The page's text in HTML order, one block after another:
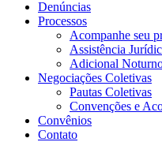
Denúncias
Processos
Acompanhe seu
Assistência
Adicional
Negociações Coletivas
Pautas Coletivas
Convenções e
Convênios
Contato